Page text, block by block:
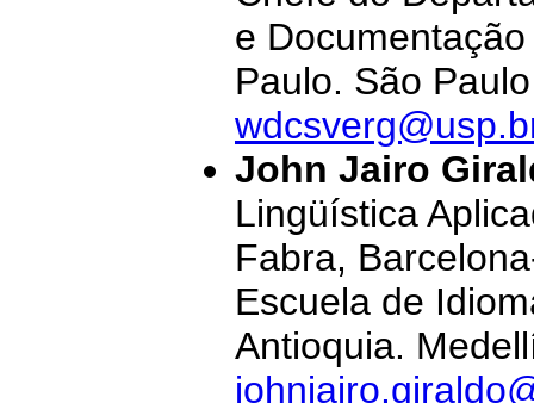
e
Paulo. São
John Jairo
Lingüística
Fabra,
Escuela de
Antioquia.